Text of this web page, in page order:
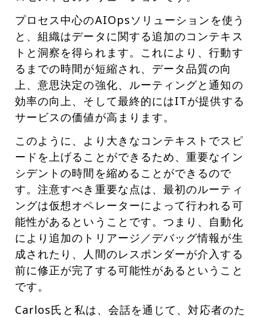
プロセス中心のAIOpsソリューションを使う
と、組織はデータに関する追加のコンテキス
トと洞察を得られます。これにより、行動す
るまでの時間が短縮され、データ品質の向
上、意思決定の強化、ルーティングと通知の
効率の向上、そして最終的にはITが提供する
サービスの価値が高まります。
このように、より大きなコンテキストでスピ
ードを上げることができるため、重要なイン
シデントの時間を縮めることができるので
す。注意すべき重要な点は、最初のルーティ
ングは仮想オペレーターによって行われる可
能性があるということです。つまり、自動化
により追加のトリアージ／デバッグ情報が生
成されたり、人間のレスポンダーが介入する
前に修正が完了する可能性があるということ
です。
Carlos氏と私は、会話を通じて、対応者のた